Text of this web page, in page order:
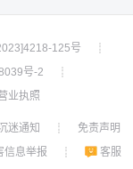
125号
┊
号-2
┊
业执照
迷通知 ┊
免责声明
信息举报 ┊
客服